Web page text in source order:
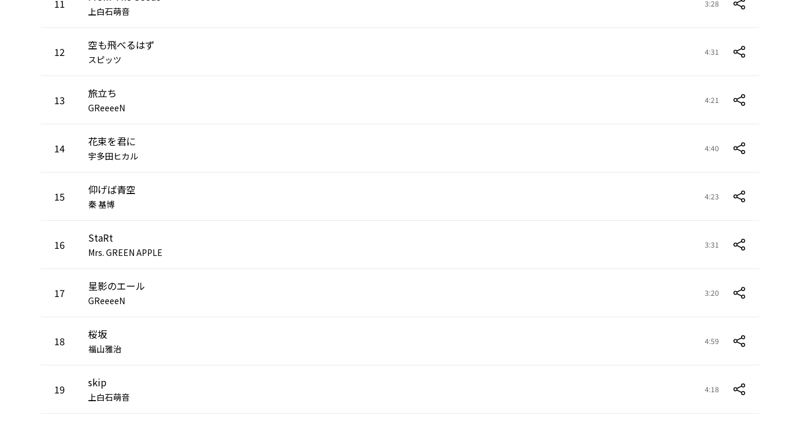
11
上白石萌音
3:28
12 空も飛べるはず
スピッツ
4:31
13 旅立ち
GReeeeN
4:21
14 花束を君に
宇多田ヒカル
4:40
15 仰げば青空
秦 基博
4:23
16 StaRt
Mrs. GREEN APPLE
3:31
17 星影のエール
GReeeeN
3:20
18 桜坂
福山雅治
4:59
19 skip
上白石萌音
4:18